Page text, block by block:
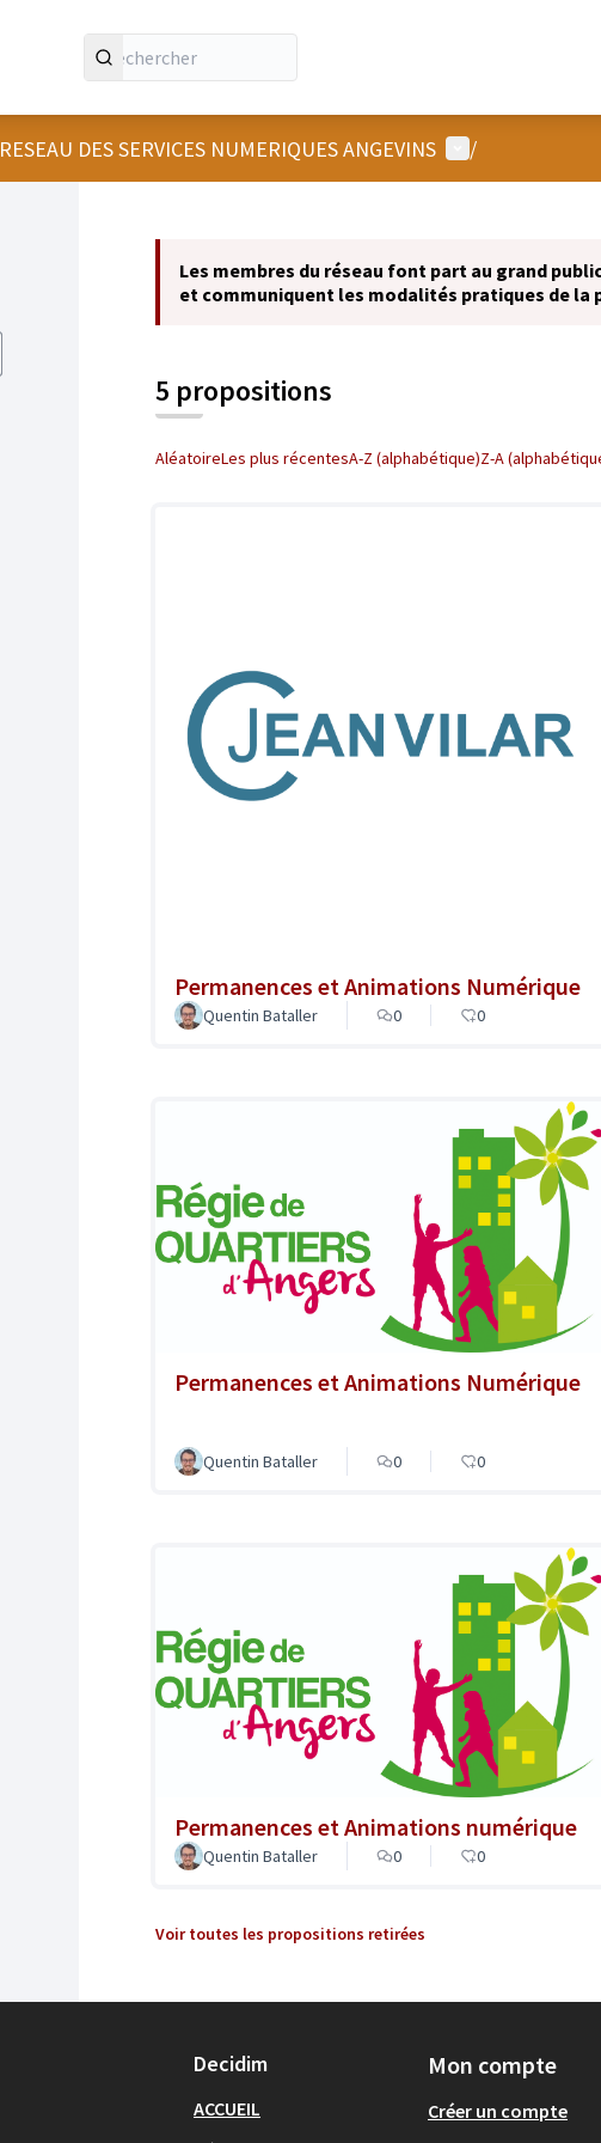
RESEAU DES SERVICES NUMERIQUES ANGEVINS Menu utilisateur
/
Les membres du réseau font part au grand
et communiquent les modalités pratiques de la
5 propositions
AléatoireLes plus récentesA-Z (alphabétique)Z-A
Permanences et Animations Numérique
Quentin Bataller 0 0
Permanences et Animations Numérique
Quentin Bataller 0 0
Permanences et Animations numérique
Quentin Bataller 0 0
Voir toutes les propositions retirées
Decidim
ACCUEIL
Mon compte
Créer un compte